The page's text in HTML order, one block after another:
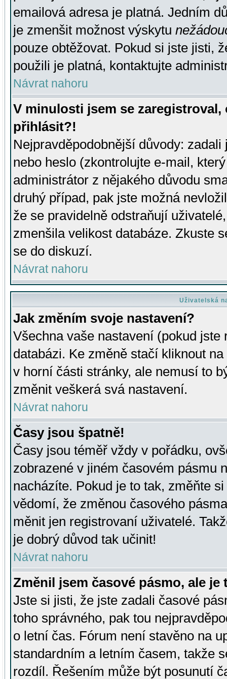
emailová adresa je platná. Jedním
je zmenšit možnost výskytu
pouze obtěžovat. Pokud si jste jisti,
použili je platná, kontaktujte
Návrat nahoru
V minulosti jsem se
přihlásit?!
Nejpravděpodobnější důvody:
nebo heslo (zkontrolujte e-mail,
administrátor z nějakého důvodu
druhý případ, pak jste možná
že se pravidelně odstraňují
zmenšila velikost databáze. Zkuste
se do diskuzí.
Návrat nahoru
Uživatelská
Jak změním svoje nastavení?
Všechna vaše nastavení (pokud
databázi. Ke změně stačí kliknout
v horní části stránky, ale nemusí to
změnit veškerá svá nastavení.
Návrat nahoru
Časy jsou špatně!
Časy jsou téměř vždy v pořádku,
zobrazené v jiném časovém pásmu
nacházíte. Pokud je to tak, změňte
vědomí, že změnou časového
měnit jen registrovaní uživatelé.
je dobrý důvod tak učinit!
Návrat nahoru
Změnil jsem časové pásmo, ale je
Jste si jisti, že jste zadali časové
toho správného, pak tou
o letní čas. Fórum není stavěno na
standardním a letním časem, takže
rozdíl. Řešením může být posunutí